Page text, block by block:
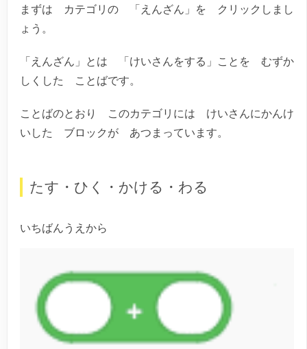
まずは カテゴリの 「えんざん」を クリックしまし
ょう。
「えんざん」とは 「けいさんをする」ことを むずか
しくした ことばです。
ことばのとおり このカテゴリには けいさんにかんけ
いした ブロックが あつまっています。
たす・ひく・かける・わる
いちばんうえから